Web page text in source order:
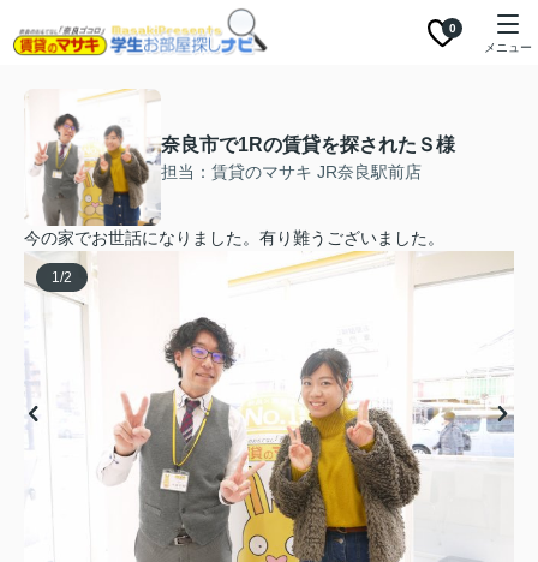
0
メニュー
奈良市で1Rの賃貸を探されたＳ様
担当：賃貸のマサキ JR奈良駅前店
今の家でお世話になりました。有り難うございました。
1/2